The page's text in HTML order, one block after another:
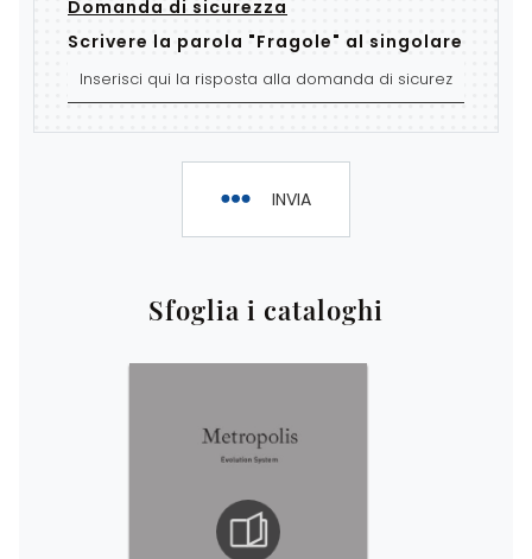
Sfoglia i cataloghi
Domanda di sicurezza
Scrivere la parola "Fragole" al singolare
INVIA